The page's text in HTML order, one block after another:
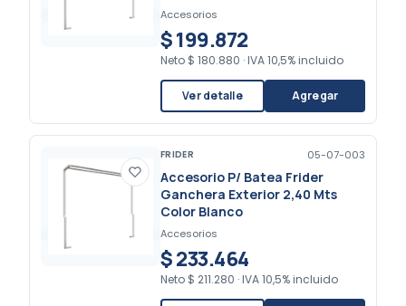
Accesorios
$ 199.872
Neto $ 180.880 · IVA 10,5% incluido
Ver detalle Agregar
FRIDER 05-07-003
Accesorio P/ Batea Frider
Ganchera Exterior 2,40 Mts
Color Blanco
Accesorios
$ 233.464
Neto $ 211.280 · IVA 10,5% incluido